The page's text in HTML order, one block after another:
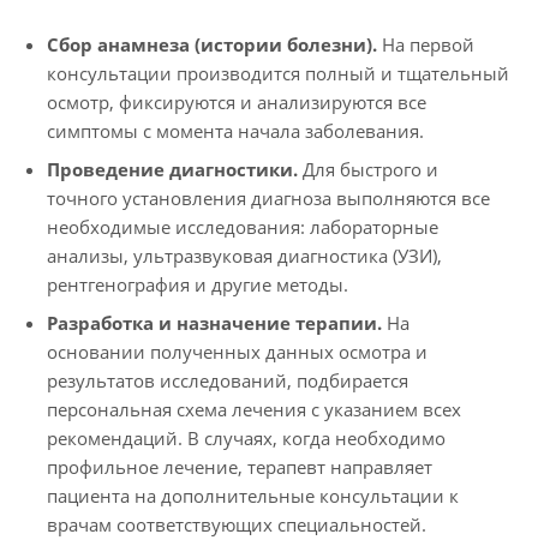
Сбор анамнеза (истории болезни). На первой
консультации производится полный и тщательный
осмотр, фиксируются и анализируются все
симптомы с момента начала заболевания.
Проведение диагностики. Для быстрого и
точного установления диагноза выполняются все
необходимые исследования: лабораторные
анализы, ультразвуковая диагностика (УЗИ),
рентгенография и другие методы.
Разработка и назначение терапии. На
основании полученных данных осмотра и
результатов исследований, подбирается
персональная схема лечения с указанием всех
рекомендаций. В случаях, когда необходимо
профильное лечение, терапевт направляет
пациента на дополнительные консультации к
врачам соответствующих специальностей.